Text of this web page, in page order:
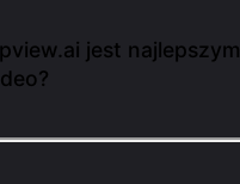
jest najlepszym